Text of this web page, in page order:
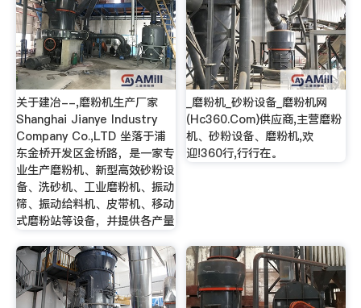
关于建冶--,磨粉机生产厂家
Shanghai Jianye Industry
Company Co.,LTD 坐落于浦
东金桥开发区金桥路，是一家专
业生产磨粉机、新型高效砂粉设
备、洗砂机、工业磨粉机、振动
筛、振动给料机、皮带机、移动
式磨粉站等设备，并提供各产量
_磨粉机_砂粉设备_磨粉机网
(Hc360.Com)供应商,主营磨粉
机、砂粉设备、磨粉机,欢
迎!360行,行行在。